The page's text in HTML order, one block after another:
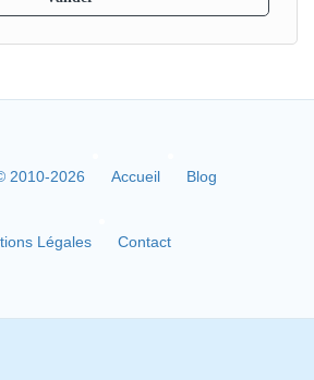
2010-2026 Accueil Blog
Légales Contact